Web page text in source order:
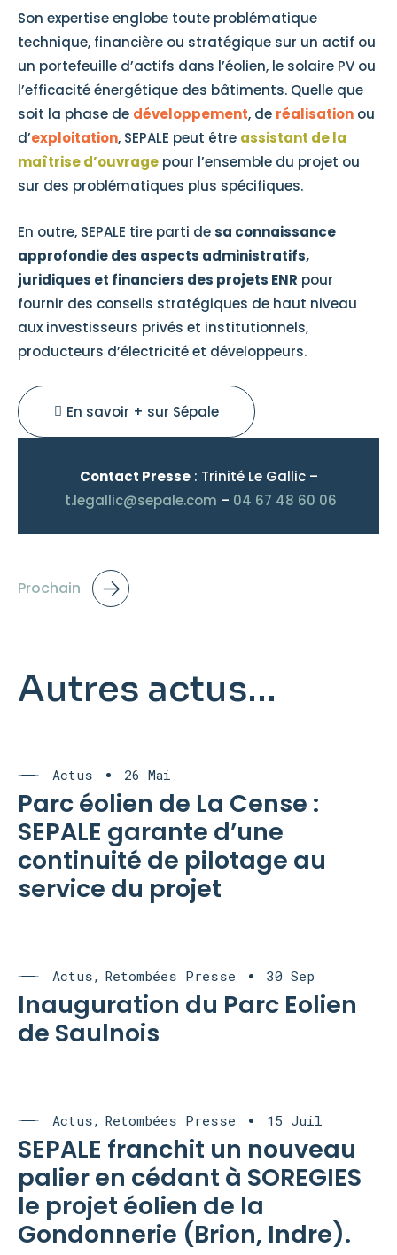
Son expertise englobe toute problématique
technique, financière ou stratégique sur un actif ou
un portefeuille d’actifs dans l’éolien, le solaire PV ou
l’efficacité énergétique des bâtiments. Quelle que
soit la phase de développement, de réalisation ou
d’exploitation, SEPALE peut être assistant de la
maîtrise d’ouvrage pour l’ensemble du projet ou
sur des problématiques plus spécifiques.
En outre, SEPALE tire parti desa connaissance
approfondie des aspects administratifs,
juridiques et financiers des projets ENR pour
fournir des conseils stratégiques de haut niveau
aux investisseurs privés et institutionnels,
producteurs d’électricité et développeurs.
En savoir + sur Sépale
Contact Presse: Trinité Le Gallic –
t.legallic@sepale.com – 04 67 48 60 06
Prochain
Autres actus...
Actus 26 Mai
Parc éolien de La Cense :
SEPALE garante d’une
continuité de pilotage au
service du projet
Actus Retombées Presse 30 Sep
Inauguration du Parc Eolien
de Saulnois
Actus Retombées Presse 15 Juil
SEPALE franchit un nouveau
palier en cédant à SOREGIES
le projet éolien de la
Gondonnerie (Brion, Indre).